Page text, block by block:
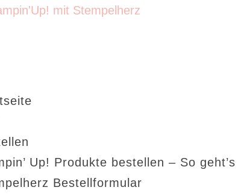
Up! Produkte bestellen – So geht’s
Bestellformular